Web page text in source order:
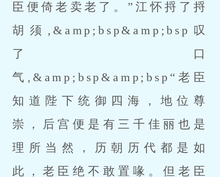
臣便倚老卖老了。”江怀捋了捋
胡须,&amp;bsp&amp;bsp叹
了口
气,&amp;bsp&amp;bsp“老臣
知道陛下统御四海，地位尊
崇，后宫便是有三千佳丽也是
理所当然，历朝历代都是如
此，老臣绝不敢置喙。但老臣